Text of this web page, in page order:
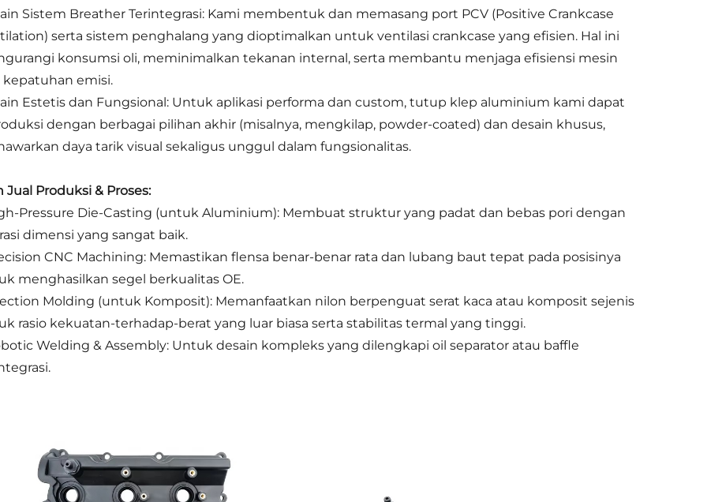
Sistem Breather Terintegrasi: Kami membentuk dan memasang port PCV (Positive Crankcase
serta sistem penghalang yang dioptimalkan untuk ventilasi crankcase yang efisien. Hal ini
konsumsi oli, meminimalkan tekanan internal, serta membantu menjaga efisiensi mesin
kepatuhan emisi.
Estetis dan Fungsional: Untuk aplikasi performa dan custom, tutup klep aluminium kami dapat
dengan berbagai pilihan akhir (misalnya, mengkilap, powder-coated) dan desain khusus,
daya tarik visual sekaligus unggul dalam fungsionalitas.
Jual Produksi & Proses:
Pressure Die-Casting (untuk Aluminium): Membuat struktur yang padat dan bebas pori dengan
dimensi yang sangat baik.
CNC Machining: Memastikan flensa benar-benar rata dan lubang baut tepat pada posisinya
menghasilkan segel berkualitas OE.
Molding (untuk Komposit): Memanfaatkan nilon berpenguat serat kaca atau komposit sejenis
rasio kekuatan-terhadap-berat yang luar biasa serta stabilitas termal yang tinggi.
Welding & Assembly: Untuk desain kompleks yang dilengkapi oil separator atau baffle